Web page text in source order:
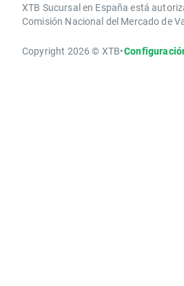
XTB Sucursal en España está
Comisión Nacional del Mercado de
Copyright 2026 © XTB•